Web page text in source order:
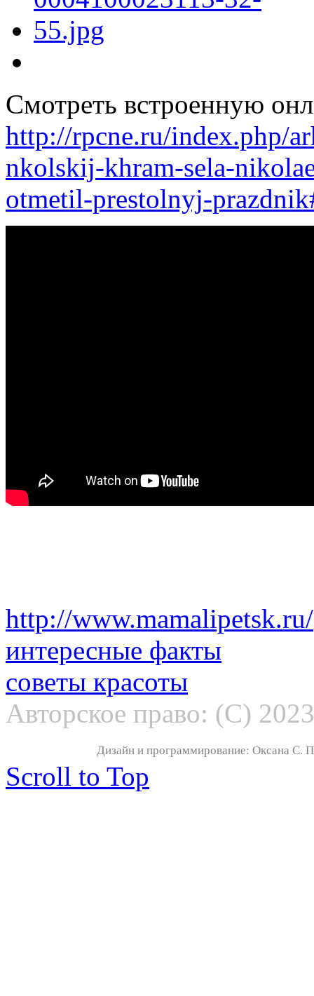
Смотреть встроенную
http://rpcne.ru/index.php/
nkolskij-khram-sela-
otmetil-prestolnyj-
http://www.mamalipetsk.ru/
интересные факты
советы красоты
Авторское право: (С)
Дизайн и программирование: Оксана С.
Scroll to Top